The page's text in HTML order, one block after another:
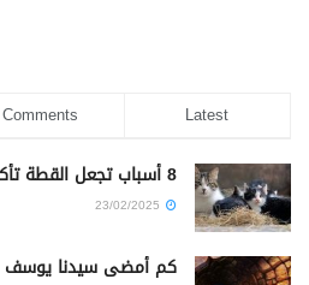
Comments Latest
8 أسباب تجعل القطة تأكل صغارها
كم أمضى سيدنا